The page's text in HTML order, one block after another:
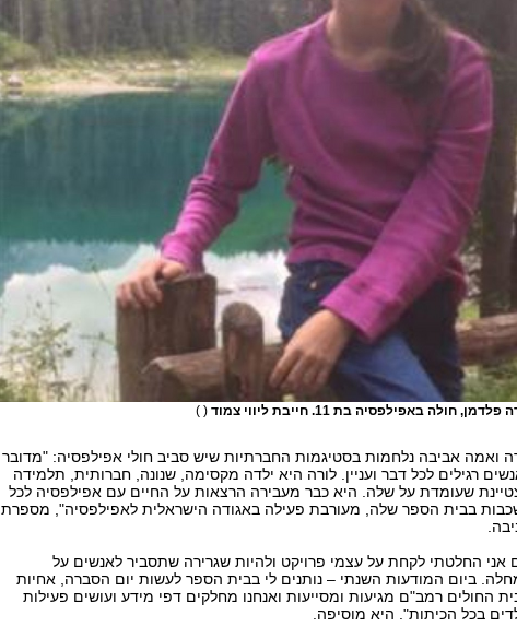
פלדמן, חולה באפילפסיה בת 11. חייבת ליווי צמוד ( )
ואמה אביבה נלחמות בסטיגמות החברתיות שיש סביב חולי אפילפסיה: "מדובר
רגילים לכל דבר ועניין. לורה היא ילדה מקסימה, שנונה, חברותית, תלמידה
שעומדת על שלה. היא כבר מעבירה הרצאות על החיים עם אפילפסיה לכל
בבית הספר שלה, מעורבת פעילה באגודה הישראלית לאפילפסיה", מספרת
אני החלטתי לקחת על עצמי פרויקט ולהיות שגרירה שתסביר לאנשים על
ביום המודעות השנתי – נותנים לי בבית הספר לעשות יום הסברה, אחיות
החולים רמב"ם מגיעות ומסייעות ואנחנו מחלקים דפי מידע ועושים פעילות
בכל הכיתות". היא מוסיפה.